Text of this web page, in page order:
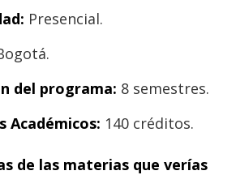
Presencial.
del programa: 8 semestres.
Académicos: 140 créditos.
de las materias que verías